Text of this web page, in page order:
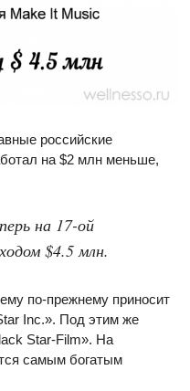
российские
на $2 млн меньше,
на 17-ой
$4.5 млн.
по-прежнему приносит
Inc.». Под этим же
Star-Film». На
самым богатым